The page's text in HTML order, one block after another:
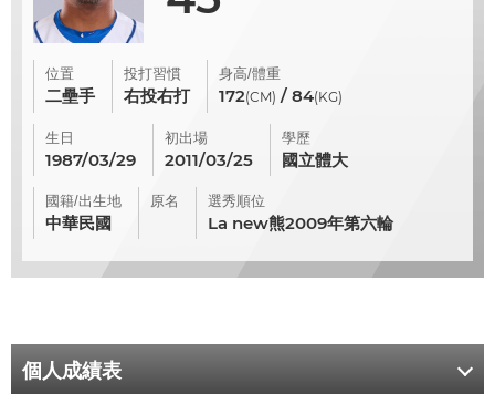
位置
二壘手
投打習慣
右投右打
身高/體重
172(CM) / 84(KG)
生日
1987/03/29
初出場
2011/03/25
學歷
國立體大
國籍/出生地
中華民國
原名 選秀順位
La new熊2009年第六輪
個人成績表